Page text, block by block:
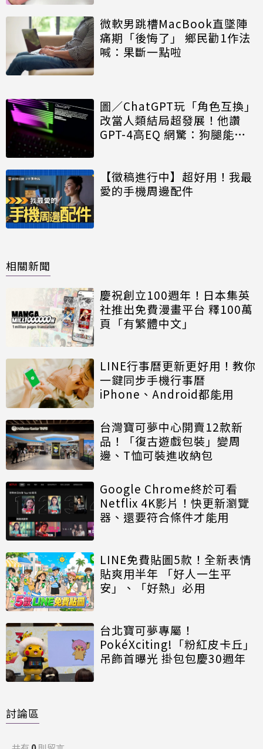
微軟男跳槽MacBook直墜陣
痛期「後悔了」 鄉民勸1作法
喊：果斷一點啦
圖／ChatGPT玩「角色互換」
改當人類結局超發展！他讚
GPT-4高EQ 網驚：狗腿能力
【徵稿進行中】超好用！我最
愛的手機周邊配件
相關新聞
慶祝創立100週年！日本集英
社推出免費漫畫平台 釋100萬
頁「有繁體中文」
LINE行事曆更新更好用！教你
一鍵同步手機行事曆
iPhone、Android都能用
台灣寶可夢中心開賣12款新
品！「復古遊戲包裝」變周
邊、T恤可裝進收納包
Google Chrome終於可看
Netflix 4K影片！快更新瀏覽
器、還要符合條件才能用
LINE免費貼圖5款！全新表情
貼爽用半年 「好人一生平
安」、「好熱」必用
台北寶可夢專屬！
PokéXciting!「粉紅皮卡丘」
吊飾首曝光 掛包包慶30週年
討論區